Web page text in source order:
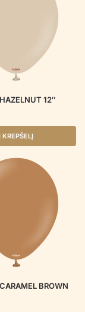
12″
KREPŠELĮ
BROWN